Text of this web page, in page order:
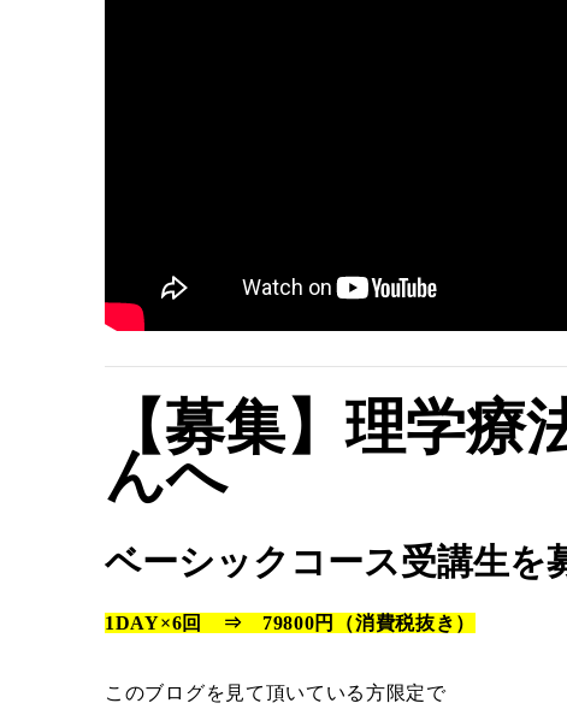
【募集】理学療
んへ
ベーシックコース受講生を
1DAY×6回 ⇒ 79800円（消費税抜き）
このブログを見て頂いている方限定で